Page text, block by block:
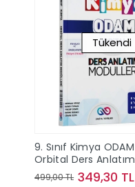
Tükendi
9. Sınıf Kimya ODAM
Orbital Ders Anlatım
Modülleri Orbital
499,00 TL 349,30 TL